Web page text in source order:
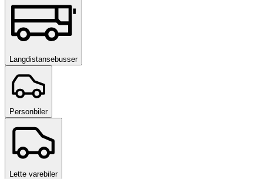
Langdistansebusser
Personbiler
Lette varebiler